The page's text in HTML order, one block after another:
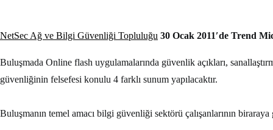
NetSec Ağ ve Bilgi Güvenliği Topluluğu 30 Ocak 2011′de Trend
Buluşmada Online flash uygulamalarında güvenlik açıkları,
güvenliğinin felsefesi konulu 4 farklı sunum yapılacaktır.
Buluşmanın temel amacı bilgi güvenliği sektörü çalışanlarının